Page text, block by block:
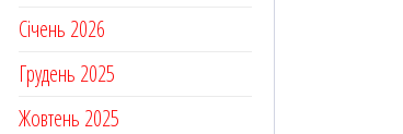
Січень 2026
Грудень 2025
Жовтень 2025